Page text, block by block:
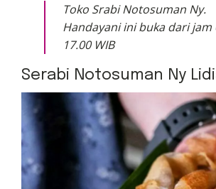
Toko Srabi Notosuman Ny.
Handayani ini buka dari jam
17.00 WIB
Serabi Notosuman Ny